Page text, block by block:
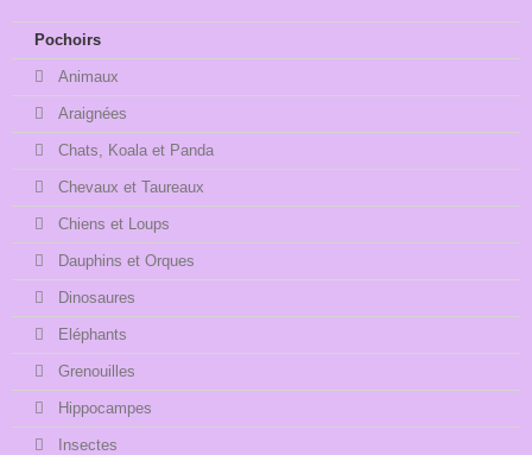
Pochoirs
Animaux
Araignées
Chats, Koala et Panda
Chevaux et Taureaux
Chiens et Loups
Dauphins et Orques
Dinosaures
Eléphants
Grenouilles
Hippocampes
Insectes